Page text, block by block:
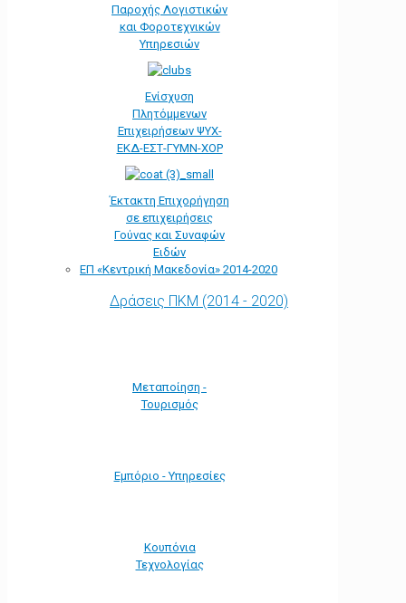
Παροχής Λογιστικών
και Φοροτεχνικών
Υπηρεσιών
Ενίσχυση
Πλητόμμενων
Επιχειρήσεων ΨΥΧ-
ΕΚΔ-ΕΣΤ-ΓΥΜΝ-ΧΟΡ
Έκτακτη Επιχορήγηση
σε επιχειρήσεις
Γούνας και Συναφών
Ειδών
ΕΠ «Kεντρική Μακεδονία» 2014-2020
Δράσεις ΠΚΜ (2014 - 2020)
Μεταποίηση -
Τουρισμός
Εμπόριο - Υπηρεσίες
Κουπόνια
Τεχνολογίας